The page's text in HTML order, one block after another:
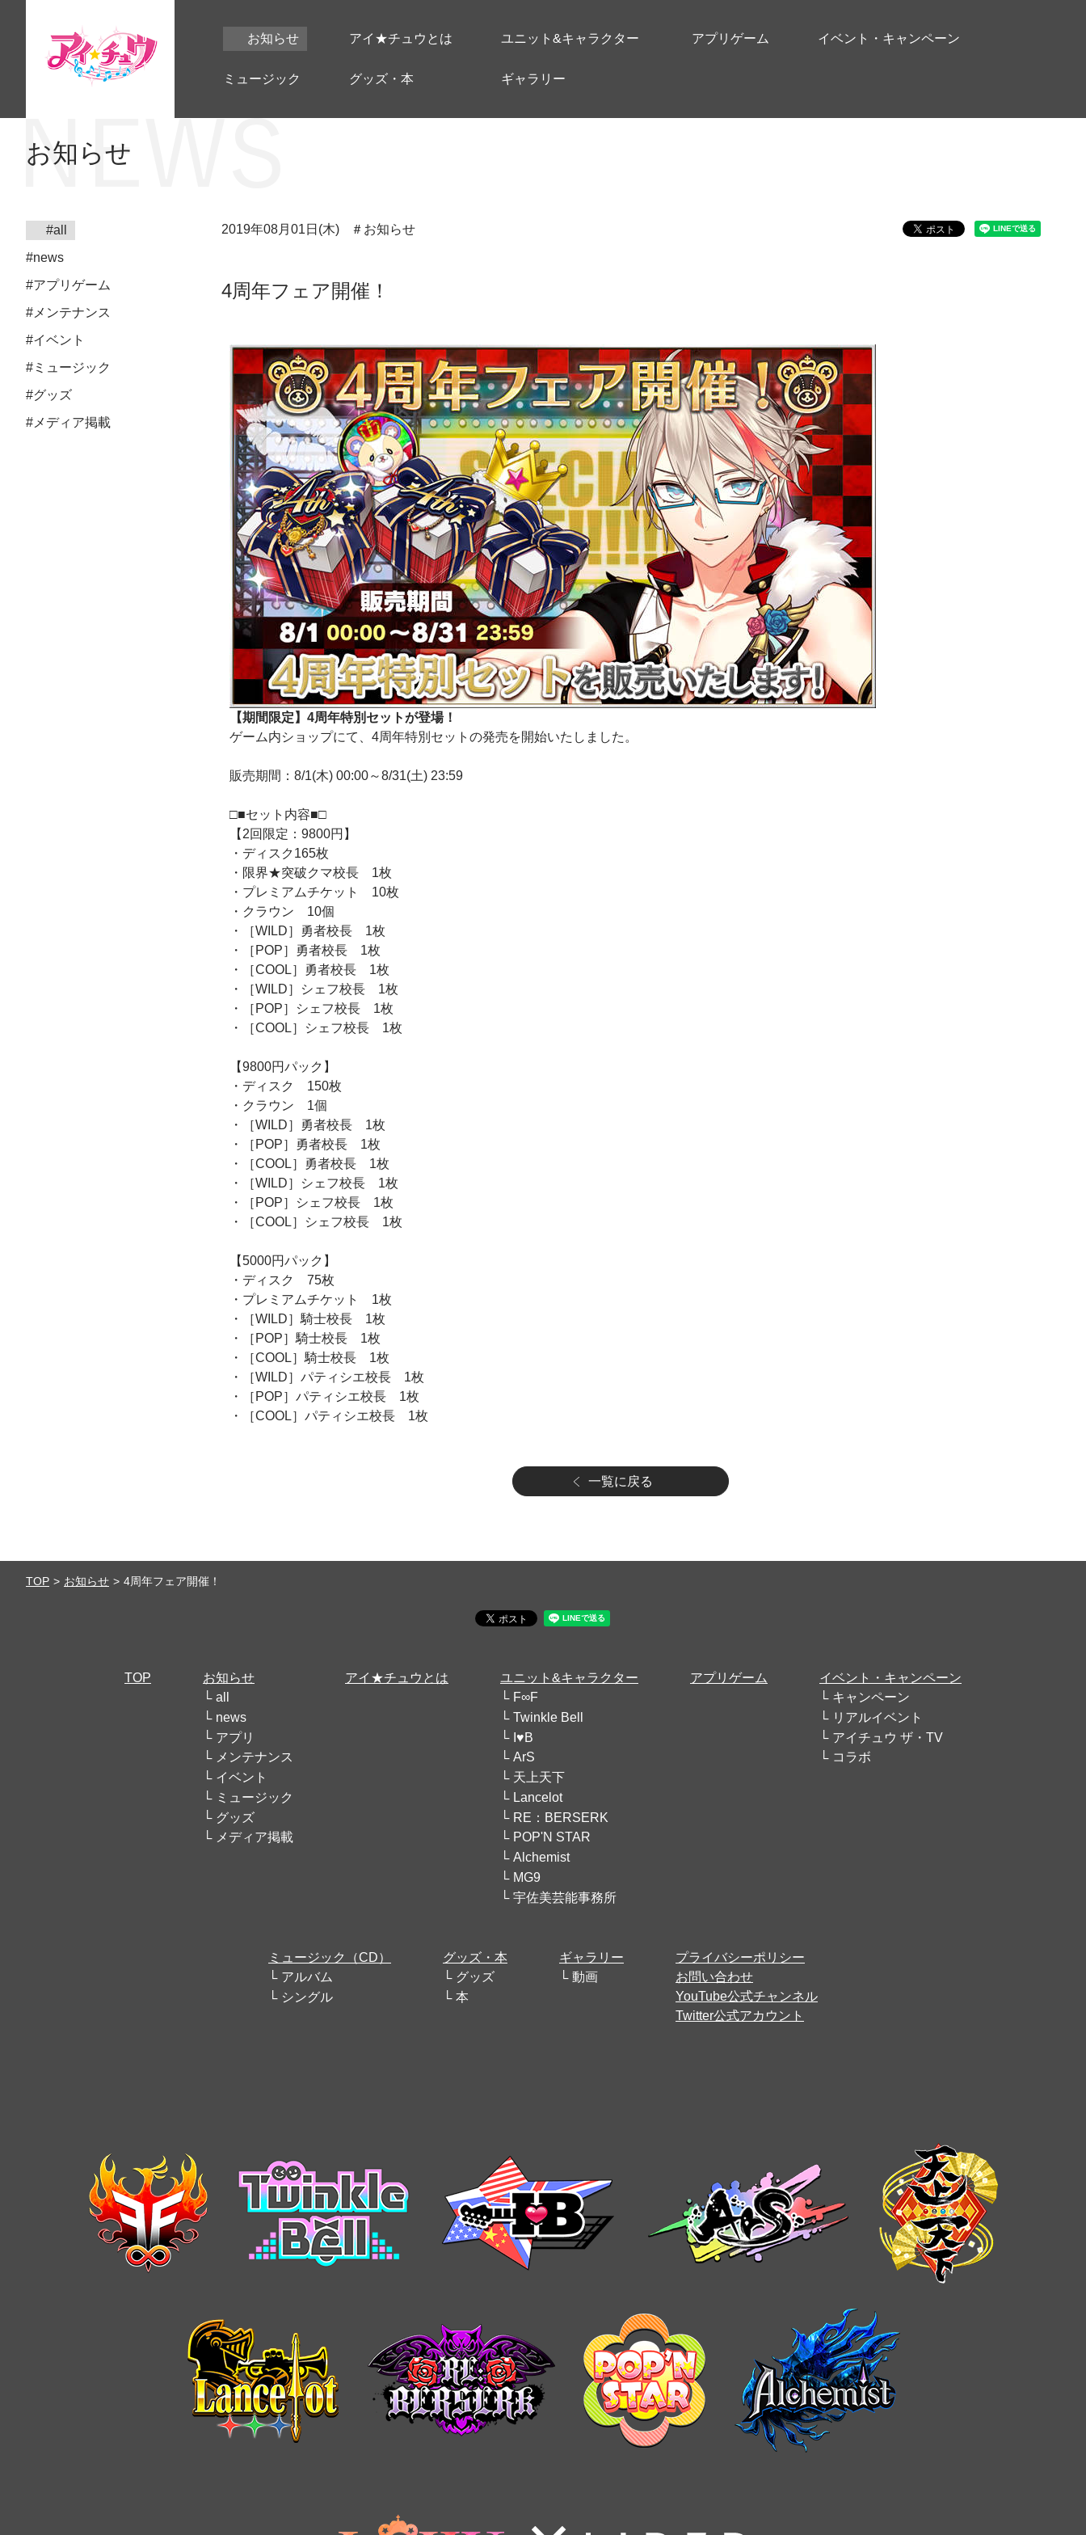
お知らせ アイ★チュウとは ユニット&キャラクター アプリゲーム イベント・キャンペーン
ミュージック グッズ・本 ギャラリー
お知らせ
#all
#news
#アプリゲーム
#メンテナンス
#イベント
#ミュージック
#グッズ
#メディア掲載
2019年08月01日(木) ＃お知らせ
4周年フェア開催！
【期間限定】4周年特別セットが登場！
ゲーム内ショップにて、4周年特別セットの発売を開始いたしました。
販売期間：8/1(木) 00:00～8/31(土) 23:59
□■セット内容■□
【2回限定：9800円】
・ディスク165枚
・限界★突破クマ校長 1枚
・プレミアムチケット 10枚
・クラウン 10個
・［WILD］勇者校長 1枚
・［POP］勇者校長 1枚
・［COOL］勇者校長 1枚
・［WILD］シェフ校長 1枚
・［POP］シェフ校長 1枚
・［COOL］シェフ校長 1枚
【9800円パック】
・ディスク 150枚
・クラウン 1個
・［WILD］勇者校長 1枚
・［POP］勇者校長 1枚
・［COOL］勇者校長 1枚
・［WILD］シェフ校長 1枚
・［POP］シェフ校長 1枚
・［COOL］シェフ校長 1枚
【5000円パック】
・ディスク 75枚
・プレミアムチケット 1枚
・［WILD］騎士校長 1枚
・［POP］騎士校長 1枚
・［COOL］騎士校長 1枚
・［WILD］パティシエ校長 1枚
・［POP］パティシエ校長 1枚
・［COOL］パティシエ校長 1枚
一覧に戻る
TOP お知らせ 4周年フェア開催！
TOP
お知らせ
all
news
アプリ
メンテナンス
イベント
ミュージック
グッズ
メディア掲載
アイ★チュウとは
ユニット&キャラクター
F∞F
Twinkle Bell
I♥B
ArS
天上天下
Lancelot
RE：BERSERK
POP'N STAR
Alchemist
MG9
宇佐美芸能事務所
アプリゲーム
イベント・キャンペーン
キャンペーン
リアルイベント
アイチュウ ザ・TV
コラボ
ミュージック（CD）
アルバム
シングル
グッズ・本
グッズ
本
ギャラリー
動画
プライバシーポリシー
お問い合わせ
YouTube公式チャンネル
Twitter公式アカウント